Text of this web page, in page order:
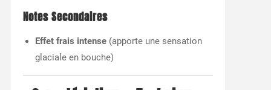
Notes Secondaires
Effet frais intense(apporte une sensation
glaciale en bouche)